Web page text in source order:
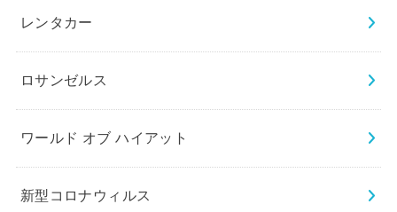
レンタカー
ロサンゼルス
ワールド オブ ハイアット
新型コロナウィルス